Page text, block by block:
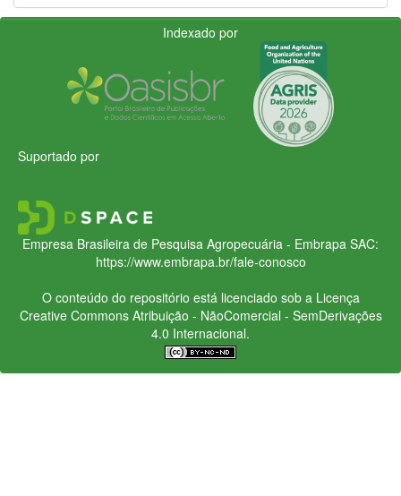
Indexado por
Suportado por
Empresa Brasileira de Pesquisa Agropecuária - Embrapa SAC:
https://www.embrapa.br/fale-conosco
O conteúdo do repositório está licenciado sob a Licença
Creative CommonsAtribuição - NãoComercial - SemDerivações
4.0 Internacional.